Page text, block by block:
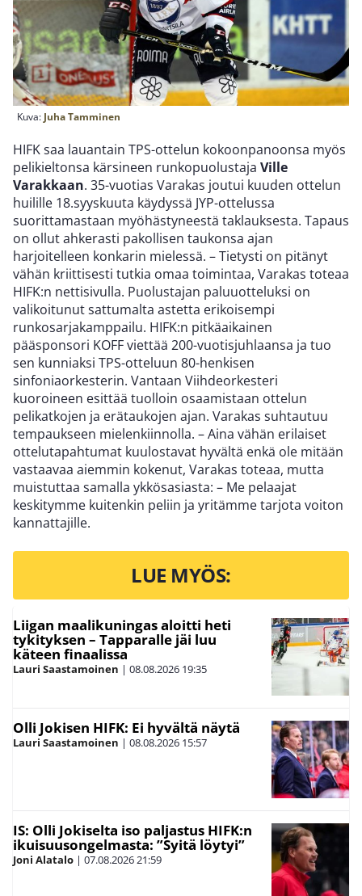
Kuva: Juha Tamminen
HIFK saa lauantain TPS-ottelun kokoonpanoonsa myös
pelikieltonsa kärsineen runkopuolustaja Ville
Varakkaan. 35-vuotias Varakas joutui kuuden ottelun
huilille 18.syyskuuta käydyssä JYP-ottelussa
suorittamastaan myöhästyneestä taklauksesta. Tapaus
on ollut ahkerasti pakollisen taukonsa ajan
harjoitelleen konkarin mielessä. – Tietysti on pitänyt
vähän kriittisesti tutkia omaa toimintaa, Varakas toteaa
HIFK:n nettisivulla. Puolustajan paluuotteluksi on
valikoitunut sattumalta astetta erikoisempi
runkosarjakamppailu. HIFK:n pitkäaikainen
pääsponsori KOFF viettää 200-vuotisjuhlaansa ja tuo
sen kunniaksi TPS-otteluun 80-henkisen
sinfoniaorkesterin. Vantaan Viihdeorkesteri
kuoroineen esittää tuolloin osaamistaan ottelun
pelikatkojen ja erätaukojen ajan. Varakas suhtautuu
tempaukseen mielenkiinnolla. – Aina vähän erilaiset
ottelutapahtumat kuulostavat hyvältä enkä ole mitään
vastaavaa aiemmin kokenut, Varakas toteaa, mutta
muistuttaa samalla ykkösasiasta: – Me pelaajat
keskitymme kuitenkin peliin ja yritämme tarjota voiton
kannattajille.
LUE MYÖS:
Liigan maalikuningas aloitti heti
tykityksen – Tapparalle jäi luu
käteen finaalissa
Lauri Saastamoinen | 08.08.2026 19:35
Olli Jokisen HIFK: Ei hyvältä näytä
Lauri Saastamoinen | 08.08.2026 15:57
IS: Olli Jokiselta iso paljastus HIFK:n
ikuisuusongelmasta: ”Syitä löytyi”
Joni Alatalo | 07.08.2026 21:59